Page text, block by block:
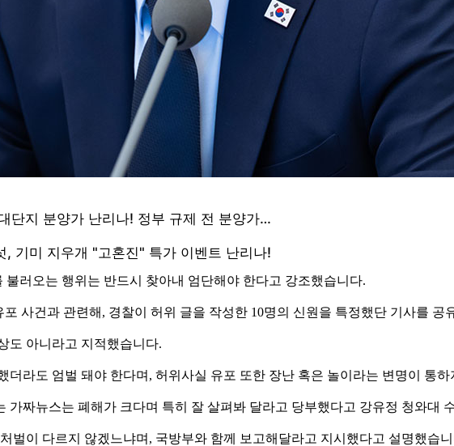
러오는 행위는 반드시 찾아내 엄단해야 한다고 강조했습니다.
사건과 관련해, 경찰이 허위 글을 작성한 10명의 신원을 특정했단 기사를 공
도 아니라고 지적했습니다.
라도 엄벌 돼야 한다며, 허위사실 유포 또한 장난 혹은 놀이라는 변명이 통
짜뉴스는 폐해가 크다며 특히 잘 살펴봐 달라고 당부했다고 강유정 청와대
벌이 다르지 않겠느냐며, 국방부와 함께 보고해달라고 지시했다고 설명했습